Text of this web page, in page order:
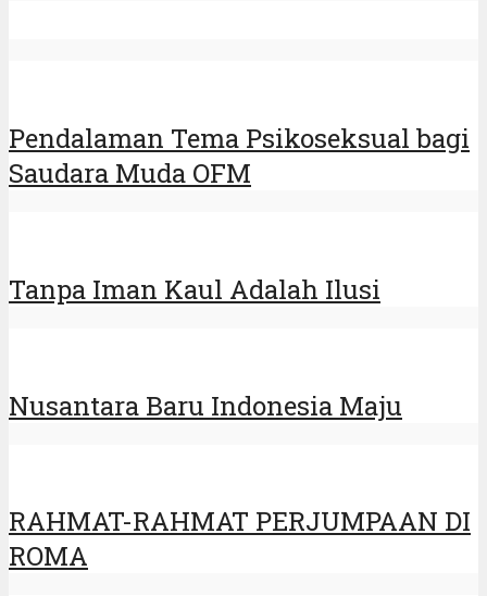
Pendalaman Tema Psikoseksual bagi
Saudara Muda OFM
Tanpa Iman Kaul Adalah Ilusi
Nusantara Baru Indonesia Maju
RAHMAT-RAHMAT PERJUMPAAN DI
ROMA